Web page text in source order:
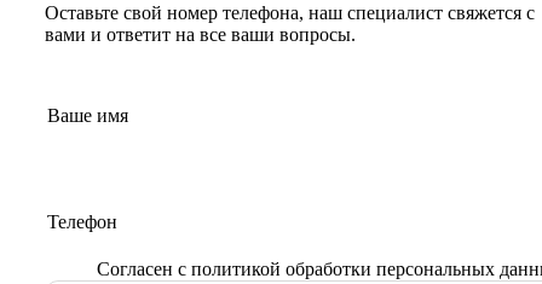
Оставьте свой номер телефона, наш специалист свяжется с
вами и ответит на все ваши вопросы.
Согласен с политикой обработки персональных